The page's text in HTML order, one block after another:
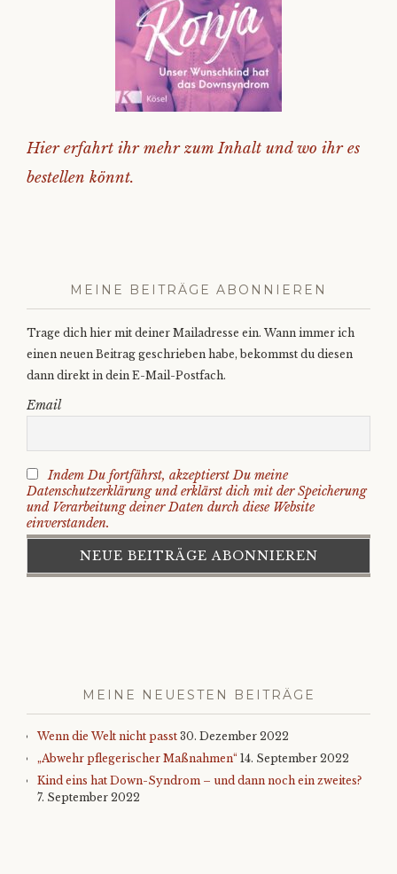
Hier erfahrt ihr mehr zum Inhalt und wo ihr es
bestellen könnt.
MEINE BEITRÄGE ABONNIEREN
Trage dich hier mit deiner Mailadresse ein. Wann immer ich
einen neuen Beitrag geschrieben habe, bekommst du diesen
dann direkt in dein E-Mail-Postfach.
Email
Indem Du fortfährst, akzeptierst Du meine
Datenschutzerklärung und erklärst dich mit der Speicherung
und Verarbeitung deiner Daten durch diese Website
einverstanden.
MEINE NEUESTEN BEITRÄGE
Wenn die Welt nicht passt 30. Dezember 2022
„Abwehr pflegerischer Maßnahmen“ 14. September 2022
Kind eins hat Down-Syndrom – und dann noch ein zweites?
7. September 2022